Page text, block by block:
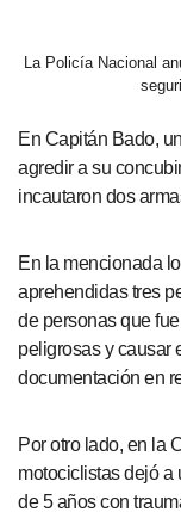
La Policía Nacional
En Capitán Bado,
agredir a su
incautaron dos
En la mencionada
aprehendidas tres
de personas que
peligrosas y causar
documentación en
Por otro lado, en la
motociclistas dejó a
de 5 años con